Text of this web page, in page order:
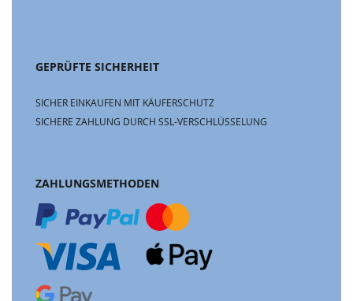
GEPRÜFTE SICHERHEIT
SICHER EINKAUFEN MIT KÄUFERSCHUTZ
SICHERE ZAHLUNG DURCH SSL-VERSCHLÜSSELUNG
ZAHLUNGSMETHODEN